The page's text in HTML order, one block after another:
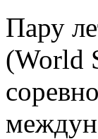
Пару
(World